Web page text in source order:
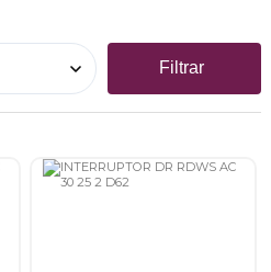
Filtrar